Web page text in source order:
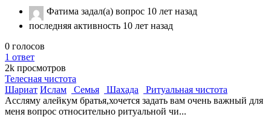
Фатима задал(а) вопрос 10 лет назад
последняя активность 10 лет назад
0 голосов
1 ответ
2k просмотров
Телесная чистота
Шариат Ислам Семья Шахада
Ритуальная чистота
Ассляму алейкум братья,хочется задать вам очень важный для
меня вопрос относительно ритуальной чи...